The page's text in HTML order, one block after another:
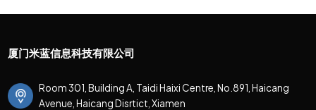
厦门米蓝信息科技有限公司
Room 301, Building A, Taidi Haixi Centre, No.891, Haicang
Avenue, Haicang Disrtict, Xiamen